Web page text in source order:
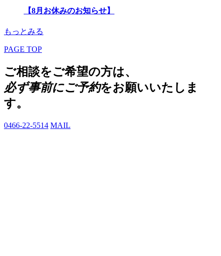
【8月お休みのお知らせ】
もっとみる
PAGE TOP
ご相談をご希望の方は、
必ず事前にご予約をお願いいたしま
す。
0466-22-5514 MAIL